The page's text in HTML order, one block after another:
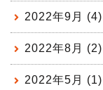
2022年9月 (4)
2022年8月 (2)
2022年5月 (1)